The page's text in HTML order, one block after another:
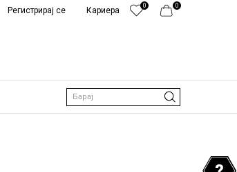
0
0
Кариера
Регистрирај се
Барај